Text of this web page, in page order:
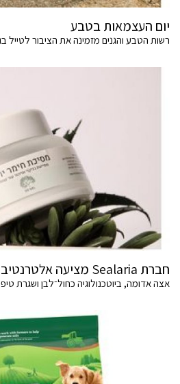
יום העצמאות בטבע
רשות הטבע והגנים מזמינה את הציבור לטייל
חברת Sealaria מציעה אלטרנטיבה מדעית לשוק הטיפוח
אצה אדומה, ביוטכנולוגיה כחול־לבן ושגרת